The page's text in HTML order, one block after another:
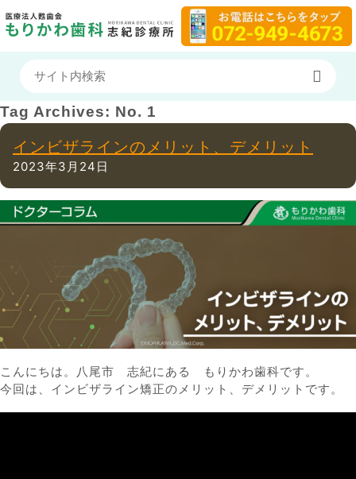
Tag Archives: No. 1
インビザラインのメリット、デメリット
2023年3月24日
こんにちは。八尾市 志紀にある もりかわ歯科です。
今回は、インビザライン矯正のメリット、デメリットです。